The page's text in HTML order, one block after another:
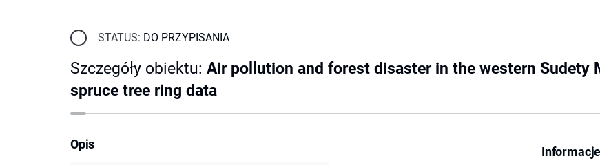
STATUS: DO PRZYPISANIA
Szczegóły obiektu: Air pollution and forest disaster in the western Sudety
spruce tree ring data
Opis